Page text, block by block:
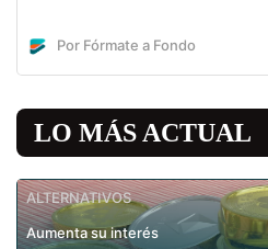
Por Fórmate a Fondo
LO MÁS ACTUAL
ALTERNATIVOS
Aumenta su interés